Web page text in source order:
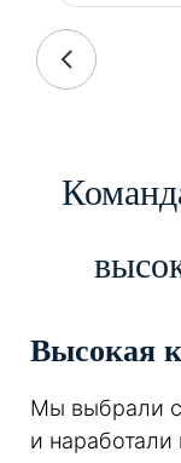
Высокая
Мы выбрали
и